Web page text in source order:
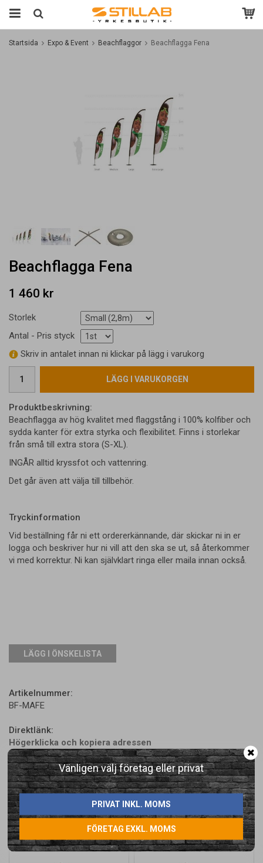
Startsida Expo & Event Beachflaggor Beachflagga Fena
Vänligen välj företag eller privat
PRIVAT INKL. MOMS
FÖRETAG EXKL. MOMS
Beachflagga Fena
1 460 kr
Storlek
Antal - Pris styck
Skriv in antalet innan ni klickar på lägg i varukorg
LÄGG I VARUKORGEN
Produktbeskrivning:
Beachflagga av hög kvalitet med flaggstång i 100% kolfiber och
sydda kanter för extra styrka och flexibilitet. Finns i storlekar
från små till extra stora (S-XL).
INGÅR alltid kryssfot och vattenring.
Det går även att välja till tillbehör.
Tryckinformation
Vid beställning får ni ett ordererkännande, där skickar ni in er
logga och beskriver hur ni vill att den ska se ut, så återkommer
vi med korrektur. Ni kan självklart ringa eller maila innan också.
LÄGG I ÖNSKELISTA
Artikelnummer:
BF-MAFE
Direktlänk:
Högerklicka och kopiera adressen
Rekommenderade tillbehör till denna
produkt